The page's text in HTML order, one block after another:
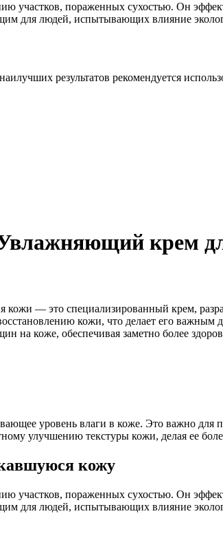
участков, пораженных сухостью. Он
для людей, испытывающих влияние
результатов рекомендуется
крем
— это специализированный крем,
кожи, что делает его
на коже, обеспечивая заметно более
уровень влаги в коже. Это важно
улучшению текстуры кожи, делая ее
кожу
участков, пораженных сухостью. Он
для людей, испытывающих влияние